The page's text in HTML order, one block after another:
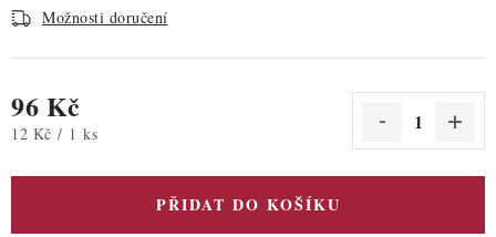
Možnosti doručení
96 Kč
Měrná cena:
12 Kč / 1 ks
PŘIDAT DO KOŠÍKU